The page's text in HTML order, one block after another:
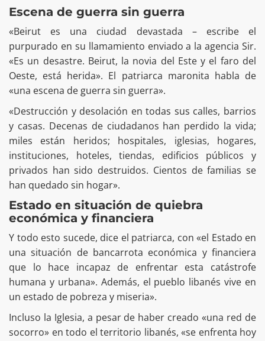
Escena de guerra sin guerra
«Beirut es una ciudad devastada – escribe el
purpurado en su llamamiento enviado a la agencia Sir.
«Es un desastre. Beirut, la novia del Este y el faro del
Oeste, está herida». El patriarca maronita habla de
«una escena de guerra sin guerra».
«Destrucción y desolación en todas sus calles, barrios
y casas. Decenas de ciudadanos han perdido la vida;
miles están heridos; hospitales, iglesias, hogares,
instituciones, hoteles, tiendas, edificios públicos y
privados han sido destruidos. Cientos de familias se
han quedado sin hogar».
Estado en situación de quiebra
económica y financiera
Y todo esto sucede, dice el patriarca, con «el Estado en
una situación de bancarrota económica y financiera
que lo hace incapaz de enfrentar esta catástrofe
humana y urbana». Además, el pueblo libanés vive en
un estado de pobreza y miseria».
Incluso la Iglesia, a pesar de haber creado «una red de
socorro» en todo el territorio libanés, «se enfrenta hoy